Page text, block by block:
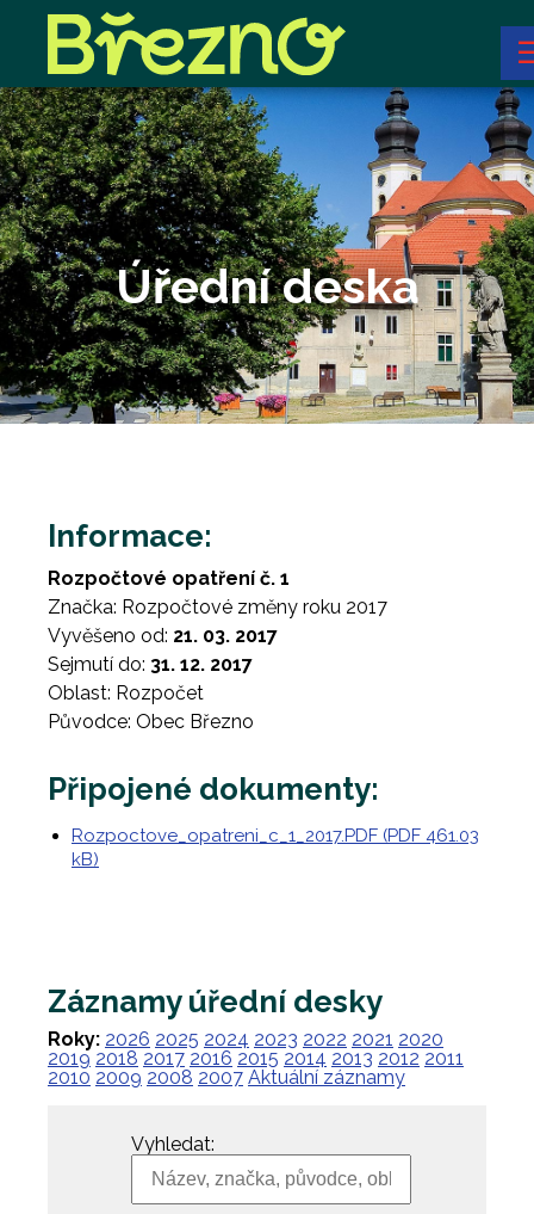
Úřední deska
Informace:
Rozpočtové opatření č. 1
Značka: Rozpočtové změny roku 2017
Vyvěšeno od: 21. 03. 2017
Sejmutí do: 31. 12. 2017
Oblast: Rozpočet
Původce: Obec Březno
Připojené dokumenty:
Rozpoctove_opatreni_c_1_2017.PDF (PDF 461.03
kB)
Záznamy úřední desky
Roky: 2026 2025 2024 2023 2022 2021 2020
2019 2018 2017 2016 2015 2014 2013 2012 2011
2010 2009 2008 2007 Aktuální záznamy
Vyhledat: